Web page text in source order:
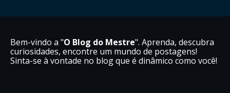
Bem-vindo a "O Blog do Mestre". Aprenda, descubra
curiosidades, encontre um mundo de postagens!
Sinta-se à vontade no blog que é dinâmico como você!